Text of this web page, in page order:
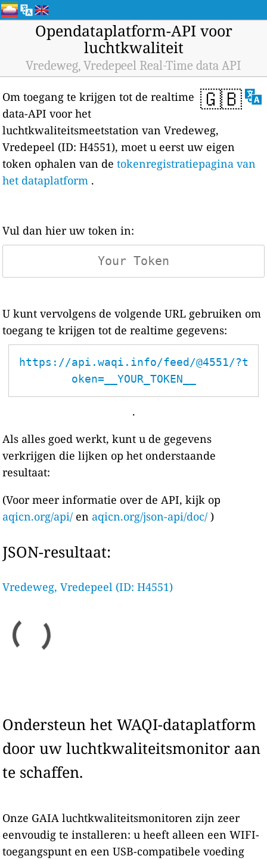
Opendataplatform-API voor
luchtkwaliteit
Vredeweg, Vredepeel Real-Time data API
🇬🇧
Om toegang te krijgen tot de realtime
data-API voor het
luchtkwaliteitsmeetstation van Vredeweg,
Vredepeel (ID: H4551), moet u eerst uw eigen
token ophalen van detokenregistratiepagina van
het dataplatform .
Vul dan hier uw token in:
U kunt vervolgens de volgende URL gebruiken om
toegang te krijgen tot de realtime gegevens:
https://api.waqi.info/feed/@4551/?t
oken=__YOUR_TOKEN__
.
Als alles goed werkt, kunt u de gegevens
verkrijgen die lijken op het onderstaande
resultaat:
(Voor meer informatie over de API, kijk op
aqicn.org/api/ en aqicn.org/json-api/doc/ )
JSON-resultaat:
Vredeweg, Vredepeel (ID: H4551)
Ondersteun het WAQI-dataplatform
door uw luchtkwaliteitsmonitor aan
te schaffen.
Onze GAIA luchtkwaliteitsmonitoren zijn zeer
eenvoudig te installeren: u heeft alleen een WIFI-
toegangspunt en een USB-compatibele voeding